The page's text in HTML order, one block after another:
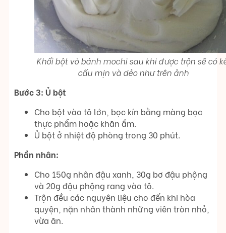
Khối bột vỏ bánh mochi sau khi được trộn sẽ có
cấu mịn và dẻo như trên ảnh
Bước 3: Ủ bột
Cho bột vào tô lớn, bọc kín bằng màng bọc
thực phẩm hoặc khăn ẩm.
Ủ bột ở nhiệt độ phòng trong 30 phút.
Phần nhân:
Cho 150g nhân đậu xanh, 30g bơ đậu phộng
và 20g đậu phộng rang vào tô.
Trộn đều các nguyên liệu cho đến khi hòa
quyện, nặn nhân thành những viên tròn nhỏ,
vừa ăn.